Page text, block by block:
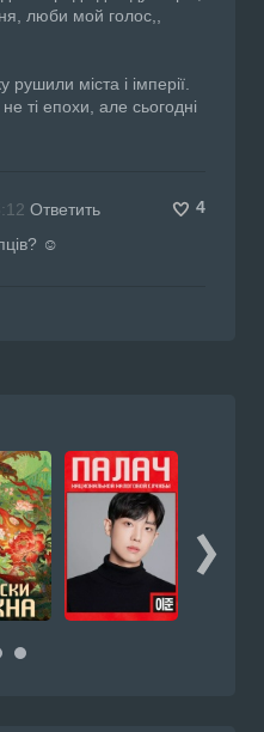
люби мой голос,,
рушили міста і імперії.
ті епохи, але сьогодні
Ответить
4
☺️